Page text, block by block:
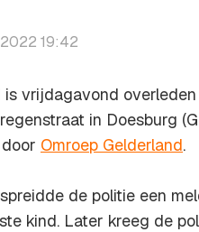
19:42
is vrijdagavond
in Doesburg
Omroep Gelderland.
de politie een
kind. Later kreeg de